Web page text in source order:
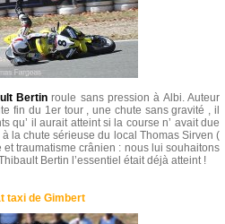
Bertin roule sans pression à Albi. Auteur
fin du 1er tour , une chute sans gravité , il
qu’ il aurait atteint si la course n’ avait due
la chute sérieuse du local Thomas Sirven (
traumatisme crânien : nous lui souhaitons
Bertin l’essentiel était déjà atteint !
taxi de Gimbert